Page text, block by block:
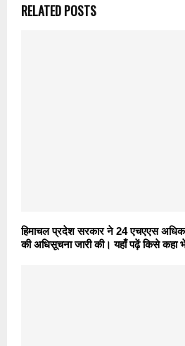
RELATED POSTS
हिमाचल प्रदेश सरकार ने 24 एचएएस
की अधिसूचना जारी की। यहाँ पढ़ें किसे कहा